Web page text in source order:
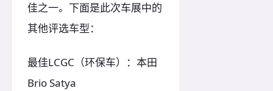
佳之一。下面是此次车展中的
其他评选车型：
最佳LCGC（环保车）：本田
Brio Satya